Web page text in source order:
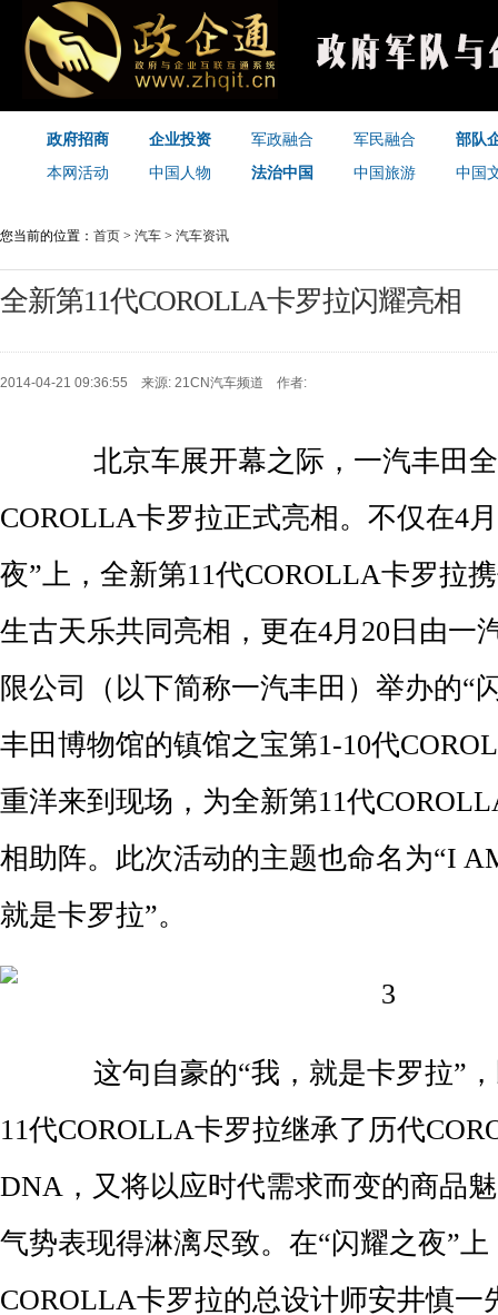
政府招商 企业投资 军政融合 军民融合
部队
本网活动
中国人物 法治中国 中国旅游 中国
您当前的位置： 首页 > 汽车 > 汽车资讯
全新第11代COROLLA卡罗拉闪耀亮相
2014-04-21 09:36:55 来源: 21CN汽车频道 作者:
北京车展开幕之际，一汽丰田全
COROLLA卡罗拉正式亮相。不仅在4
夜”上，全新第11代COROLLA卡罗拉
生古天乐共同亮相，更在4月20日由一
限公司（以下简称一汽丰田）举办的“
丰田博物馆的镇馆之宝第1-10代
重洋来到现场，为全新第11代
相助阵。此次活动的主题也命名为“I
就是卡罗拉”。
这句自豪的“我，就是卡罗拉”，
11代COROLLA卡罗拉继承了历代
DNA，又将以应时代需求而变的商品
气势表现得淋漓尽致。在“闪耀之夜”上
COROLLA卡罗拉的总设计师安井慎一